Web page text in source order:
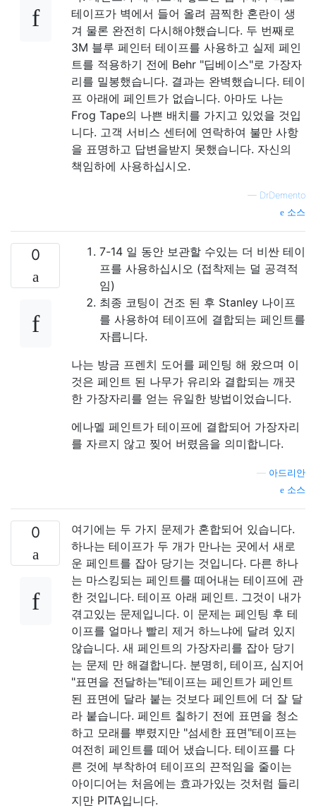
테이프가 벽에서 들어 올려 끔찍한 혼란이 생
겨 물론 완전히 다시해야했습니다. 두 번째로
3M 블루 페인터 테이프를 사용하고 실제 페인
트를 적용하기 전에 Behr "딥베이스"로 가장자
리를 밀봉했습니다. 결과는 완벽했습니다. 테이
프 아래에 페인트가 없습니다. 아마도 나는
Frog Tape의 나쁜 배치를 가지고 있었을 것입
니다. 고객 서비스 센터에 연락하여 불만 사항
을 표명하고 답변을받지 못했습니다. 자신의
책임하에 사용하십시오.
— DrDemento
소스
0
7-14 일 동안 보관할 수있는 더 비싼 테이
프를 사용하십시오 (접착제는 덜 공격적
임)
최종 코팅이 건조 된 후 Stanley 나이프
를 사용하여 테이프에 결합되는 페인트를
자릅니다.
나는 방금 프렌치 도어를 페인팅 해 왔으며 이
것은 페인트 된 나무가 유리와 결합되는 깨끗
한 가장자리를 얻는 유일한 방법이었습니다.
에나멜 페인트가 테이프에 결합되어 가장자리
를 자르지 않고 찢어 버렸음을 의미합니다.
아드리안
소스
0
여기에는 두 가지 문제가 혼합되어 있습니다.
하나는 테이프가 두 개가 만나는 곳에서 새로
운 페인트를 잡아 당기는 것입니다. 다른 하나
는 마스킹되는 페인트를 떼어내는 테이프에 관
한 것입니다. 테이프 아래 페인트. 그것이 내가
겪고있는 문제입니다. 이 문제는 페인팅 후 테
이프를 얼마나 빨리 제거 하느냐에 달려 있지
않습니다. 새 페인트의 가장자리를 잡아 당기
는 문제 만 해결합니다. 분명히, 테이프, 심지어
"표면을 전달하는"테이프는 페인트가 페인트
된 표면에 달라 붙는 것보다 페인트에 더 잘 달
라 붙습니다. 페인트 칠하기 전에 표면을 청소
하고 모래를 뿌렸지만 "섬세한 표면"테이프는
여전히 페인트를 떼어 냈습니다. 테이프를 다
른 것에 부착하여 테이프의 끈적임을 줄이는
아이디어는 처음에는 효과가있는 것처럼 들리
지만 PITA입니다.